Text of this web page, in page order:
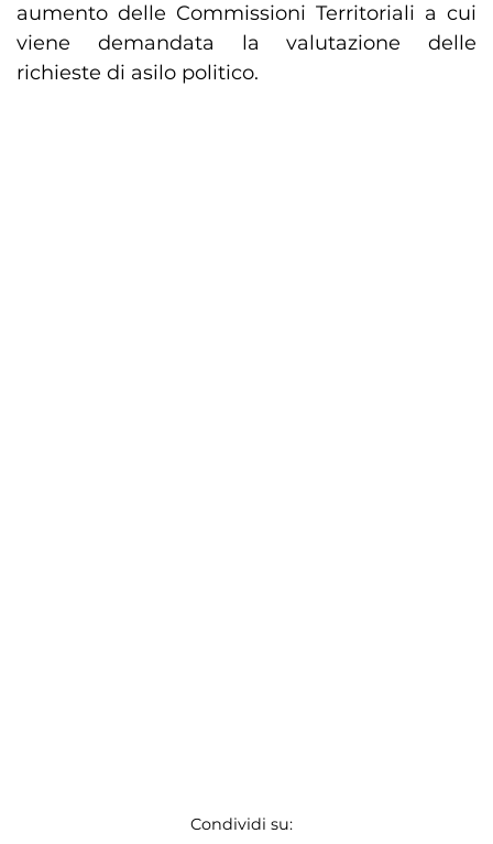
aumento delle Commissioni Territoriali a cui
viene demandata la valutazione delle
richieste di asilo politico.
Condividi su: